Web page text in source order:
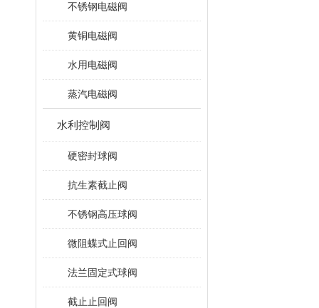
不锈钢电磁阀
黄铜电磁阀
水用电磁阀
蒸汽电磁阀
水利控制阀
硬密封球阀
抗生素截止阀
不锈钢高压球阀
微阻蝶式止回阀
法兰固定式球阀
截止止回阀